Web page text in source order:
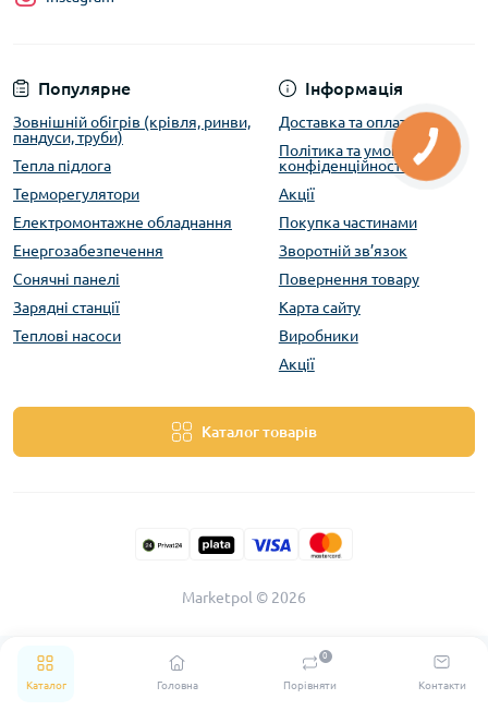
Каталог Головна Порівняти
0
Контакти
Популярне
Зовнішній обігрів (крівля, ринви,
пандуси, труби)
Тепла підлога
Терморегулятори
Електромонтажне обладнання
Енергозабезпечення
Сонячні панелі
Зарядні станції
Теплові насоси
Інформація
Доставка та оплата
Політика та умови
конфіденційності
Акції
Покупка частинами
Зворотній зв’язок
Повернення товару
Карта сайту
Виробники
Акції
Каталог товарів
Marketpol © 2026